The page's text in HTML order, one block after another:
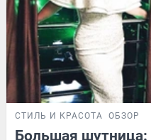
СТИЛЬ И КРАСОТА ОБЗОР
Большая шутница: